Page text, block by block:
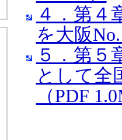
４．第
を大阪
５．第
として全
（PDF